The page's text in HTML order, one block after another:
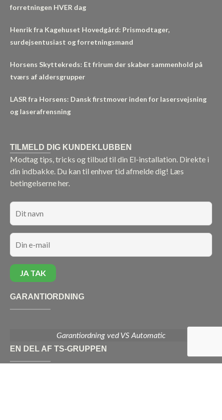
forretningen HVER dag
Henrik fra Kagehuset Hovedgård: Prismodtager,
surdejsentusiast og forretningsmand
Horsens Skyttekreds: Et frirum der skaber sammenhold på
tværs af aldersgrupper
LASR fra Horsens: Dansk firstmover inden for lasersvejsning
og laserafrensning
TILMELD DIG KUNDEKLUBBEN
Modtag tips, tricks og tilbud til din El-installation. Direkte i
din indbakke. Du kan til enhver tid afmelde dig! Læs
betingelserne her.
GARANTIORDNING
Garantiordning ved VS Automatic
EN DEL AF TS-GRUPPEN